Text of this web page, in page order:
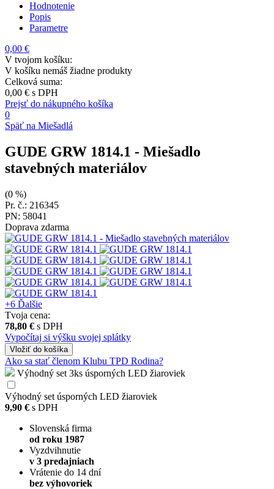
Hodnotenie
Popis
Parametre
0,00 €
V tvojom košíku:
V košíku nemáš žiadne produkty
Celková suma:
0,00 € s DPH
Prejsť do nákupného košíka
0
Späť na Miešadlá
GUDE GRW 1814.1 - Miešadlo
stavebných materiálov
(0 %)
Pr. č.: 216345
PN: 58041
Doprava zdarma
+6 Ďalšie
Tvoja cena:
78,80 € s DPH
Vypočítaj si výšku svojej splátky
Vložiť do košíka
Ako sa stať členom Klubu TPD Rodina?
Výhodný set 3ks úsporných LED žiaroviek
Výhodný set úsporných LED žiaroviek
9,90 € s DPH
Slovenská firma
od roku 1987
Vyzdvihnutie
v 3 predajniach
Vrátenie do 14 dní
bez výhovoriek